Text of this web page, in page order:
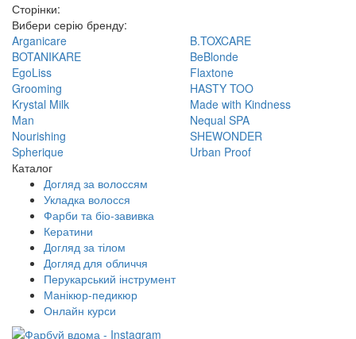
Сторінки:
Вибери серію бренду:
Arganicare
B.TOXCARE
BOTANIKARE
BeBlonde
EgoLiss
Flaxtone
Grooming
HASTY TOO
Krystal Milk
Made with Kindness
Man
Nequal SPA
Nourishing
SHEWONDER
Spherique
Urban Proof
Каталог
Догляд за волоссям
Укладка волосся
Фарби та біо-завивка
Кератини
Догляд за тілом
Догляд для обличчя
Перукарський інструмент
Манікюр-педикюр
Онлайн курси